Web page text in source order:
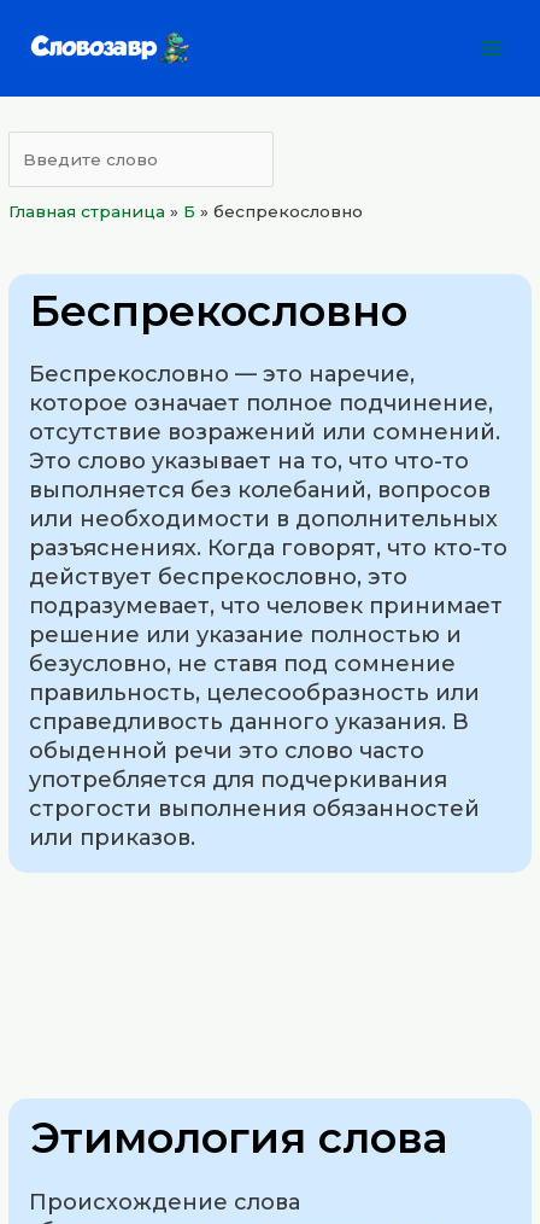
Главная страница » Б »беспрекословно
Беспрекословно
Беспрекословно — это наречие,
которое означает полное подчинение,
отсутствие возражений или сомнений.
Это слово указывает на то, что что-то
выполняется без колебаний, вопросов
или необходимости в дополнительных
разъяснениях. Когда говорят, что кто-то
действует беспрекословно, это
подразумевает, что человек принимает
решение или указание полностью и
безусловно, не ставя под сомнение
правильность, целесообразность или
справедливость данного указания. В
обыденной речи это слово часто
употребляется для подчеркивания
строгости выполнения обязанностей
или приказов.
Этимология слова
Происхождение слова